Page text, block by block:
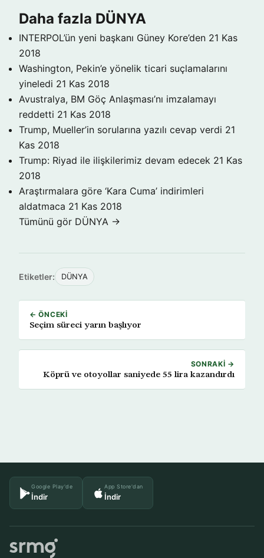
Daha fazla DÜNYA
INTERPOL’ün yeni başkanı Güney Kore’den 21 Kas
2018
Washington, Pekin’e yönelik ticari suçlamalarını
yineledi 21 Kas 2018
Avustralya, BM Göç Anlaşması’nı imzalamayı
reddetti 21 Kas 2018
Trump, Mueller’in sorularına yazılı cevap verdi 21
Kas 2018
Trump: Riyad ile ilişkilerimiz devam edecek 21 Kas
2018
Araştırmalara göre ‘Kara Cuma’ indirimleri
aldatmaca 21 Kas 2018
Tümünü gör DÜNYA →
Etiketler: DÜNYA
← ÖNCEKI
Seçim süreci yarın başlıyor
SONRAKI →
Köprü ve otoyollar saniyede 55 lira kazandırdı
Google Play'de
İndir
App Store'dan
İndir